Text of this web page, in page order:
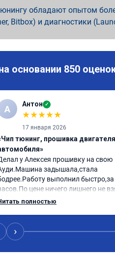
обладают опытом
Bitbox) и диагностики
основании 850
А Антон ✓
★★★★★
17 января 2026
тюнинг, прошивка двигателя
у Алексея прошивку на свою
задышала,стала
выполнил быстро,за
цене ничего лишнего не
договаривались заранее.После
знаю,куда ехать в случае поломки
рекомендую
полностью
›